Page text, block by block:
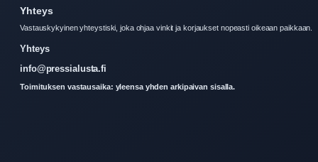
Yhteys
Vastauskykyinen yhteystiski, joka ohjaa vinkit ja korjaukset nopeasti oikeaan paikkaan.
Yhteys
info@pressialusta.fi
Toimituksen vastausaika: yleensa yhden arkipaivan sisalla.